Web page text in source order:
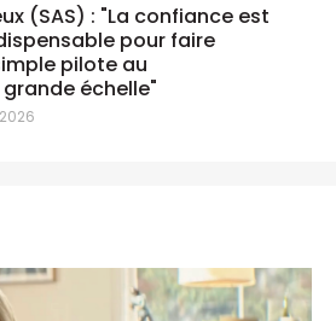
(SAS) : "La confiance est
pour faire
pilote au
échelle"